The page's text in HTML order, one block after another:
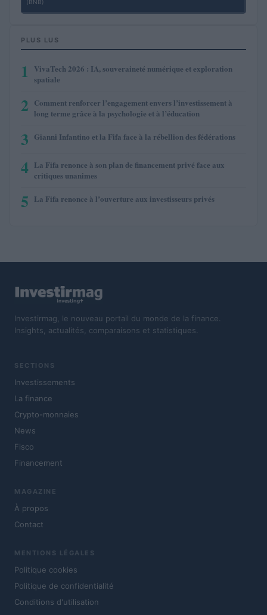
(BNB)
PLUS LUS
1
VivaTech 2026 : IA, souveraineté numérique et exploration
spatiale
2 Comment renforcer l’engagement envers l’investissement à
long terme grâce à la psychologie et à l’éducation
3 Gianni Infantino et la Fifa face à la rébellion des fédérations
4 La Fifa renonce à son plan de financement privé face aux
critiques unanimes
5 La Fifa renonce à l’ouverture aux investisseurs privés
Investirmag, le nouveau portail du monde de la finance.
Insights, actualités, comparaisons et statistiques.
SECTIONS
Investissements
La finance
Crypto-monnaies
News
Fisco
Financement
MAGAZINE
À propos
Contact
MENTIONS LÉGALES
Politique cookies
Politique de confidentialité
Conditions d'utilisation